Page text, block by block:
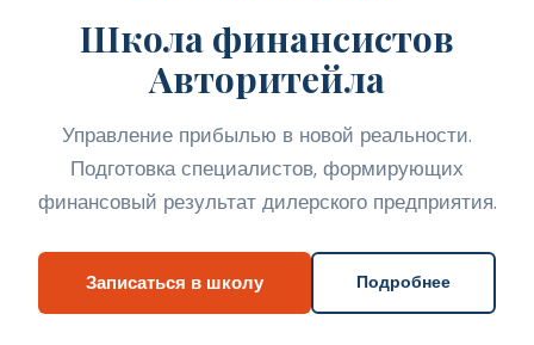
Школа финансистов
Авторитейла
Управление прибылью в новой реальности.
Подготовка специалистов, формирующих
финансовый результат дилерского предприятия.
Записаться в школу Подробнее